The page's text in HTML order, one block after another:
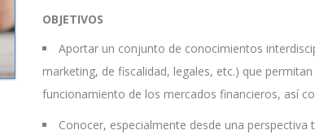
OBJETIVOS
Aportar un conjunto de conocimientos
marketing, de fiscalidad, legales, etc.) que
funcionamiento de los mercados financieros, así
Conocer, especialmente desde una